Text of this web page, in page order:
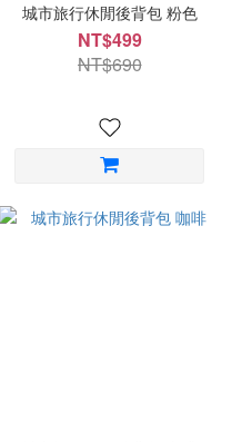
城市旅行休閒後背包 粉色
NT$499
NT$690